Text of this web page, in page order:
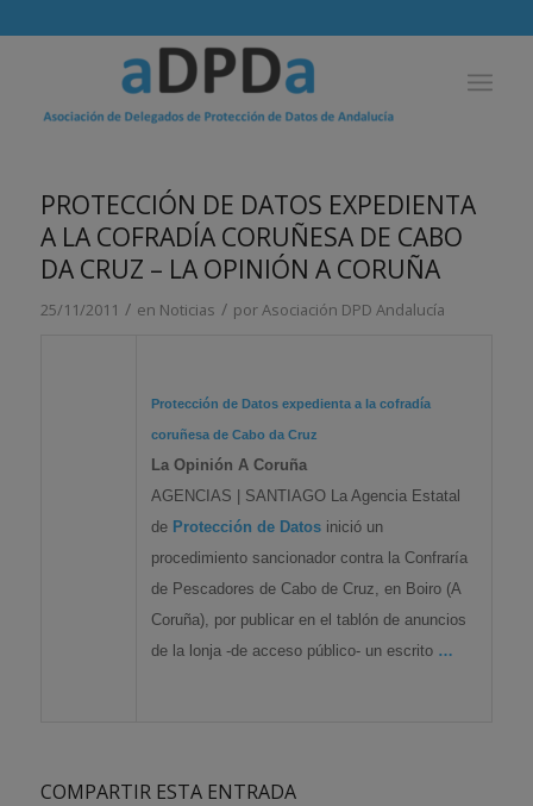
PROTECCIÓN DE DATOS EXPEDIENTA
A LA COFRADÍA CORUÑESA DE CABO
DA CRUZ – LA OPINIÓN A CORUÑA
25/11/2011 / en Noticias / porAsociación DPD Andalucía
Protección de Datosexpedienta a la cofradía
coruñesa de Cabo da Cruz
La Opinión A Coruña
AGENCIAS | SANTIAGO La Agencia Estatal
de Protección de Datosinició un
procedimiento sancionador contra la Confraría
de Pescadores de Cabo de Cruz, en Boiro (A
Coruña), por publicar en el tablón de anuncios
de la lonja -de acceso público- un escrito …
COMPARTIR ESTA ENTRADA